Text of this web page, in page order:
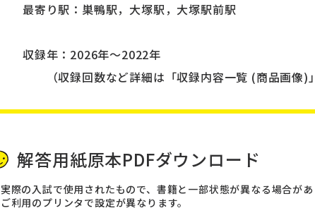
最寄り駅：巣鴨駅，大塚駅，大塚駅前駅
収録年：2026年～2022年
（収録回数など詳細は「収録内容一覧 (商品画像)」
解答用紙原本PDFダウンロード
実際の入試で使用されたもので、書籍と一部状態が異なる場合があ
ご利用のプリンタで設定が異なります。